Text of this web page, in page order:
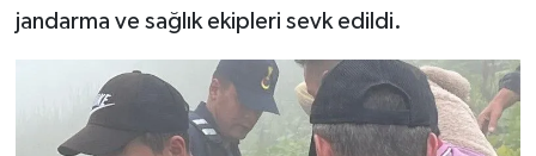
jandarma ve sağlık ekipleri sevk edildi.